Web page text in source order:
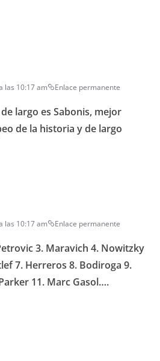
las 10:17 am Enlace permanente
largo es Sabonis, mejor
de la historia y de largo
las 10:17 am Enlace permanente
3. Maravich 4. Nowitzky
7. Herreros 8. Bodiroga 9.
11. Marc Gasol….